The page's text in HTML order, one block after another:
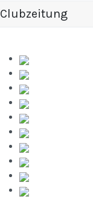
Clubzeitung